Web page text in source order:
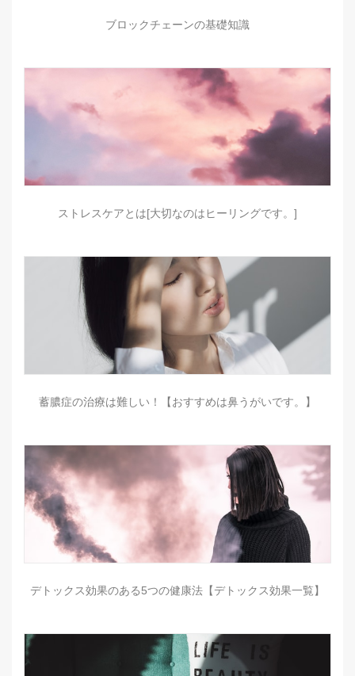
ブロックチェーンの基礎知識
ストレスケアとは[大切なのはヒーリングです。]
蓄膿症の治療は難しい！【おすすめは鼻うがいです。】
デトックス効果のある5つの健康法【デトックス効果一覧】